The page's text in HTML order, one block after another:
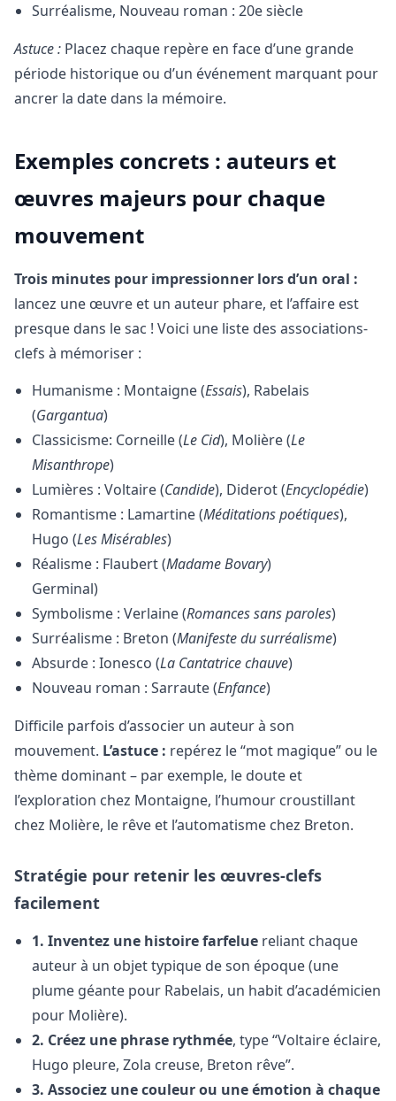
Surréalisme, Nouveau roman : 20e siècle
Astuce : Placez chaque repère en face d’une grande
période historique ou d’un événement marquant pour
ancrer la date dans la mémoire.
Exemples concrets : auteurs et
œuvres majeurs pour chaque
mouvement
Trois minutes pour impressionner lors d’un oral :
lancez une œuvre et un auteur phare, et l’affaire est
presque dans le sac ! Voici une liste des associations-
clefs à mémoriser :
Humanisme : Montaigne (Essais), Rabelais
(Gargantua)
Classicisme: Corneille (Le Cid), Molière (Le
Misanthrope)
Lumières : Voltaire (Candide), Diderot (Encyclopédie)
Romantisme : Lamartine (Méditations poétiques),
Hugo (Les Misérables)
Réalisme : Flaubert (Madame Bovary)
Germinal)
Symbolisme : Verlaine (Romances sans paroles)
Surréalisme : Breton (Manifeste du surréalisme)
Absurde : Ionesco (La Cantatrice chauve)
Nouveau roman : Sarraute (Enfance)
Difficile parfois d’associer un auteur à son
mouvement. L’astuce : repérez le “mot magique” ou le
thème dominant – par exemple, le doute et
l’exploration chez Montaigne, l’humour croustillant
chez Molière, le rêve et l’automatisme chez Breton.
Stratégie pour retenir les œuvres-clefs
facilement
1. Inventez une histoire farfelue reliant chaque
auteur à un objet typique de son époque (une
plume géante pour Rabelais, un habit d’académicien
pour Molière).
2. Créez une phrase rythmée, type “Voltaire éclaire,
Hugo pleure, Zola creuse, Breton rêve”.
3. Associez une couleur ou une émotion à chaque